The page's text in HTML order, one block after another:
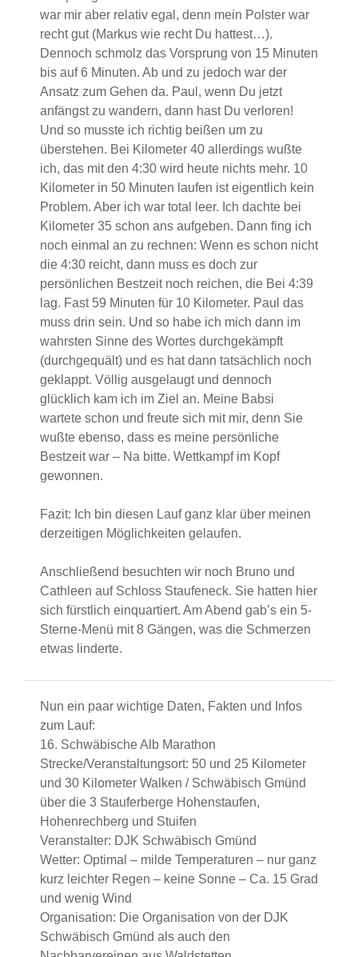
war mir aber relativ egal, denn mein Polster war
recht gut (Markus wie recht Du hattest…).
Dennoch schmolz das Vorsprung von 15 Minuten
bis auf 6 Minuten. Ab und zu jedoch war der
Ansatz zum Gehen da. Paul, wenn Du jetzt
anfängst zu wandern, dann hast Du verloren!
Und so musste ich richtig beißen um zu
überstehen. Bei Kilometer 40 allerdings wußte
ich, das mit den 4:30 wird heute nichts mehr. 10
Kilometer in 50 Minuten laufen ist eigentlich kein
Problem. Aber ich war total leer. Ich dachte bei
Kilometer 35 schon ans aufgeben. Dann fing ich
noch einmal an zu rechnen: Wenn es schon nicht
die 4:30 reicht, dann muss es doch zur
persönlichen Bestzeit noch reichen, die Bei 4:39
lag. Fast 59 Minuten für 10 Kilometer. Paul das
muss drin sein. Und so habe ich mich dann im
wahrsten Sinne des Wortes durchgekämpft
(durchgequält) und es hat dann tatsächlich noch
geklappt. Völlig ausgelaugt und dennoch
glücklich kam ich im Ziel an. Meine Babsi
wartete schon und freute sich mit mir, denn Sie
wußte ebenso, dass es meine persönliche
Bestzeit war – Na bitte. Wettkampf im Kopf
gewonnen.
Fazit: Ich bin diesen Lauf ganz klar über meinen
derzeitigen Möglichkeiten gelaufen.
Anschließend besuchten wir noch Bruno und
Cathleen auf Schloss Staufeneck. Sie hatten hier
sich fürstlich einquartiert. Am Abend gab’s ein 5-
Sterne-Menü mit 8 Gängen, was die Schmerzen
etwas linderte.
Nun ein paar wichtige Daten, Fakten und Infos
zum Lauf:
16. Schwäbische Alb Marathon
Strecke/Veranstaltungsort: 50 und 25 Kilometer
und 30 Kilometer Walken / Schwäbisch Gmünd
über die 3 Stauferberge Hohenstaufen,
Hohenrechberg und Stuifen
Veranstalter: DJK Schwäbisch Gmünd
Wetter: Optimal – milde Temperaturen – nur ganz
kurz leichter Regen – keine Sonne – Ca. 15 Grad
und wenig Wind
Organisation: Die Organisation von der DJK
Schwäbisch Gmünd als auch den